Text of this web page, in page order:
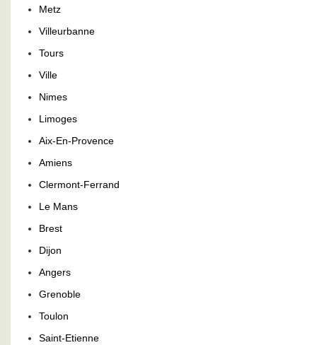
Metz
Villeurbanne
Tours
Ville
Nimes
Limoges
Aix-En-Provence
Amiens
Clermont-Ferrand
Le Mans
Brest
Dijon
Angers
Grenoble
Toulon
Saint-Etienne